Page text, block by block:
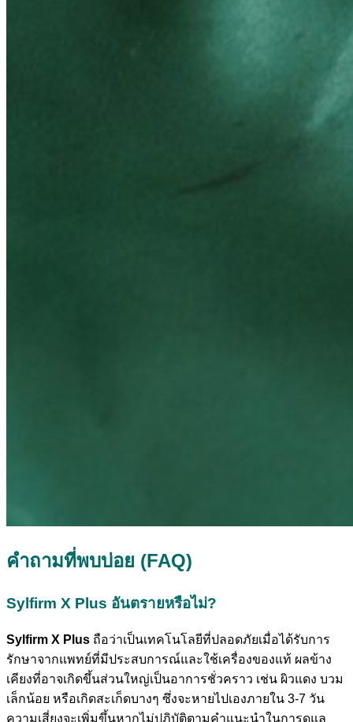
คำถามที่พบบ่อย (FAQ)
Sylfirm X Plus อันตรายหรือไม่?
Sylfirm X Plus ถือว่าเป็นเทคโนโลยีที่ปลอดภัยเมื่อได้รับการ
รักษาจากแพทย์ที่มีประสบการณ์และใช้เครื่องของแท้ ผลข้าง
เคียงที่อาจเกิดขึ้นส่วนใหญ่เป็นอาการชั่วคราว เช่น ผิวแดง บวม
เล็กน้อย หรือเกิดสะเก็ดบางๆ ซึ่งจะหายไปเองภายใน 3-7 วัน
ความเสี่ยงจะเพิ่มขึ้นหากไม่ปฏิบัติตามคำแนะนำในการดูแล